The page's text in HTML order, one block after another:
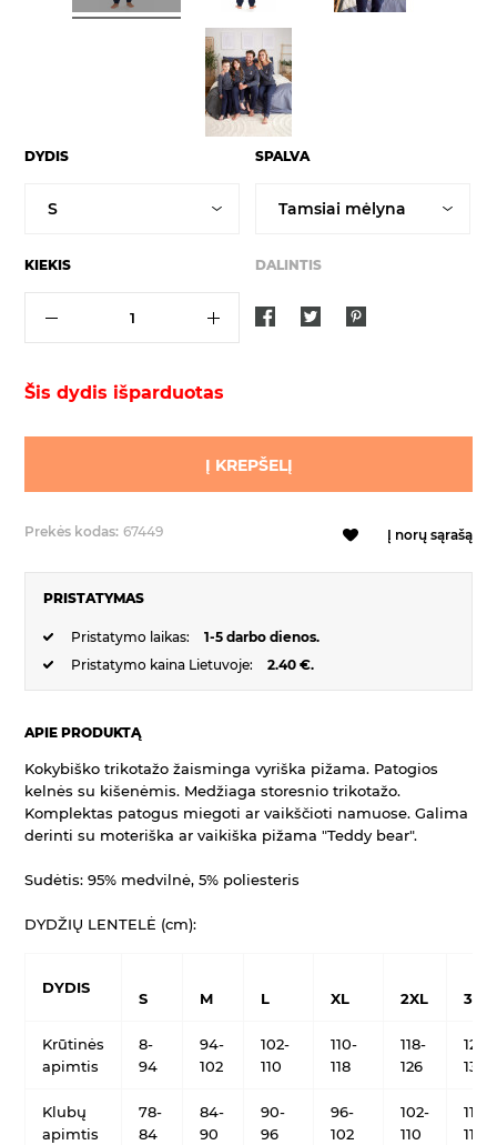
DYDIS SPALVA
KIEKIS DALINTIS
Šis dydis išparduotas
Į KREPŠELĮ
Prekės kodas: 67449 Į norų sąrašą
PRISTATYMAS
Pristatymo laikas:
1-5 darbo dienos.
Pristatymo kaina Lietuvoje:
2.40 €.
APIE PRODUKTĄ
Kokybiško trikotažo žaisminga vyriška pižama. Patogios
kelnės su kišenėmis. Medžiaga storesnio trikotažo.
Komplektas patogus miegoti ar vaikščioti namuose. Galima
derinti su moteriška ar vaikiška pižama "Teddy bear".
Sudėtis: 95% medvilnė, 5% poliesteris
DYDŽIŲ LENTELĖ (cm):
DYDIS
S M L XL 2XL 3XL
Krūtinės
apimtis
8-
94
94-
102
102-
110
110-
118
118-
126
126-
134
Klubų
apimtis
78-
84
84-
90
90-
96
96-
102
102-
110
110-
118